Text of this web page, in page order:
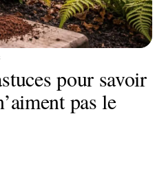
pour savoir
pas le